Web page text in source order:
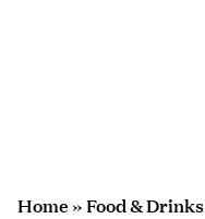
Home»Food & Drinks